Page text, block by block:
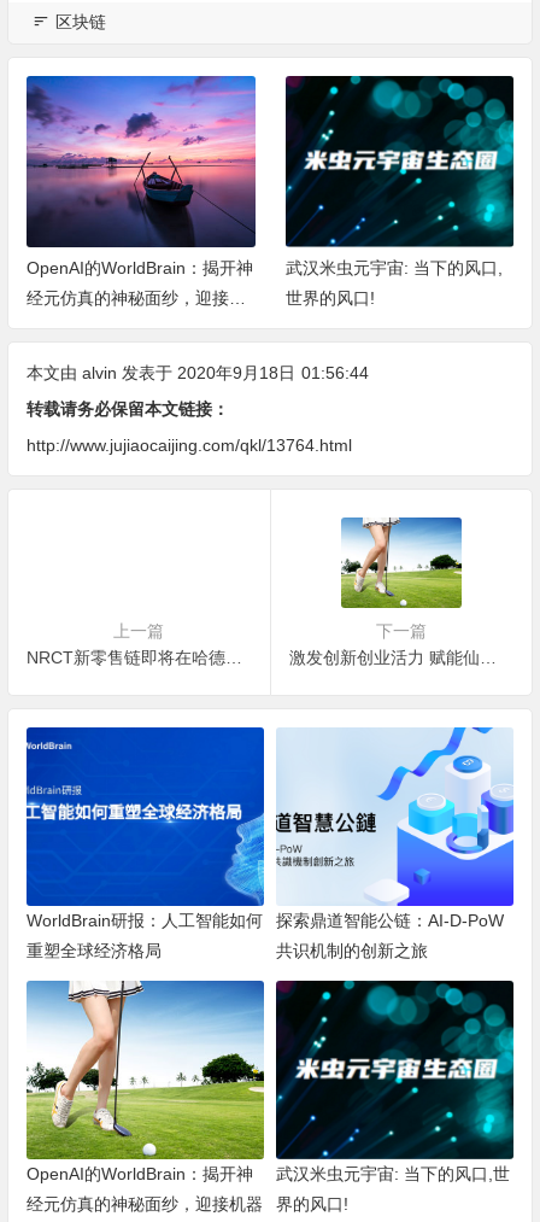
区块链
OpenAI的WorldBrain：揭开神
经元仿真的神秘面纱，迎接机
器深度思考的新纪元
武汉米虫元宇宙: 当下的风口,
世界的风口!
本文由 alvin 发表于 2020年9月18日 01:56:44
转载请务必保留本文链接：
http://www.jujiaocaijing.com/qkl/13764.html
上一篇
NRCT新零售链即将在哈德森国际联合交易所登录
下一篇
WorldBrain研报：人工智能如何
重塑全球经济格局
探索鼎道智能公链：AI-D-PoW
共识机制的创新之旅
OpenAI的WorldBrain：揭开神
经元仿真的神秘面纱，迎接机器
武汉米虫元宇宙: 当下的风口,世
界的风口!